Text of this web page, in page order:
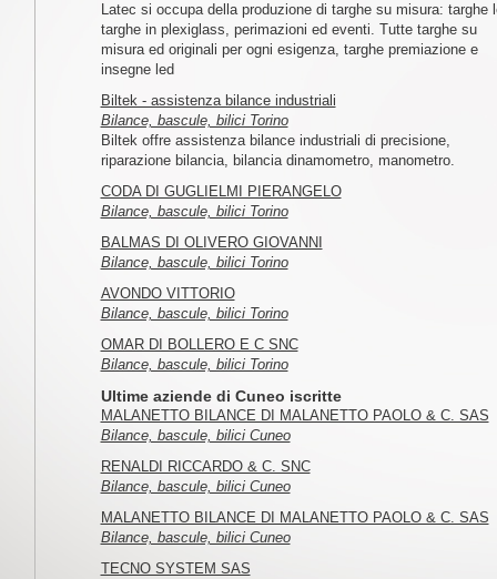
Latec si occupa della produzione di targhe su misura: targhe
targhe in plexiglass, perimazioni ed eventi. Tutte targhe su
misura ed originali per ogni esigenza, targhe premiazione e
insegne led
Biltek - assistenza bilance industriali
Bilance, bascule, bilici Torino
Biltek offre assistenza bilance industriali di precisione,
riparazione bilancia, bilancia dinamometro, manometro.
CODA DI GUGLIELMI PIERANGELO
Bilance, bascule, bilici Torino
BALMAS DI OLIVERO GIOVANNI
Bilance, bascule, bilici Torino
AVONDO VITTORIO
Bilance, bascule, bilici Torino
OMAR DI BOLLERO E C SNC
Bilance, bascule, bilici Torino
Ultime aziende di Cuneo iscritte
MALANETTO BILANCE DI MALANETTO PAOLO & C. SAS
Bilance, bascule, bilici Cuneo
RENALDI RICCARDO & C. SNC
Bilance, bascule, bilici Cuneo
MALANETTO BILANCE DI MALANETTO PAOLO & C. SAS
Bilance, bascule, bilici Cuneo
TECNO SYSTEM SAS